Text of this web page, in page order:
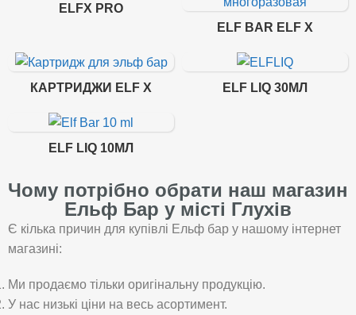
ELFX PRO
ELF BAR ELF X
КАРТРИДЖИ ELF X ELF LIQ 30МЛ
ELF LIQ 10МЛ
Чому потрібно обрати наш магазин
Ельф Бар у місті Глухів
Є кілька причин для купівлі Ельф бар у нашому інтернет
магазині:
Ми продаємо тільки оригінальну продукцію.
У нас низькі ціни на весь асортимент.